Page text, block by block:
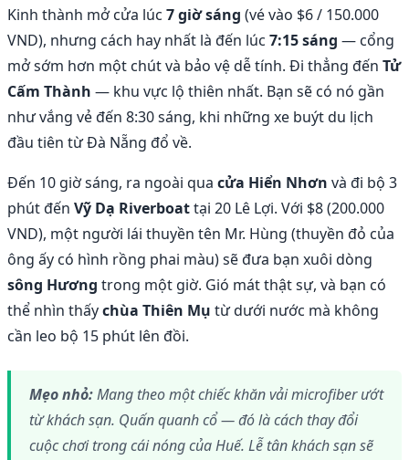
Kinh thành mở cửa lúc 7 giờ sáng (vé vào $6 / 150.000
VND), nhưng cách hay nhất là đến lúc 7:15 sáng — cổng
mở sớm hơn một chút và bảo vệ dễ tính. Đi thẳng đến Tử
Cấm Thành — khu vực lộ thiên nhất. Bạn sẽ có nó gần
như vắng vẻ đến 8:30 sáng, khi những xe buýt du lịch
đầu tiên từ Đà Nẵng đổ về.
Đến 10 giờ sáng, ra ngoài qua cửa Hiển Nhơn và đi bộ 3
phút đến Vỹ Dạ Riverboattại 20 Lê Lợi. Với $8 (200.000
VND), một người lái thuyền tên Mr. Hùng (thuyền đỏ của
ông ấy có hình rồng phai màu) sẽ đưa bạn xuôi dòng
sông Hương trong một giờ. Gió mát thật sự, và bạn có
thể nhìn thấychùa Thiên Mụ từ dưới nước mà không
cần leo bộ 15 phút lên đồi.
Mẹo nhỏ:Mang theo một chiếc khăn vải microfiber ướt
từ khách sạn. Quấn quanh cổ — đó là cách thay đổi
cuộc chơi trong cái nóng của Huế. Lễ tân khách sạn sẽ